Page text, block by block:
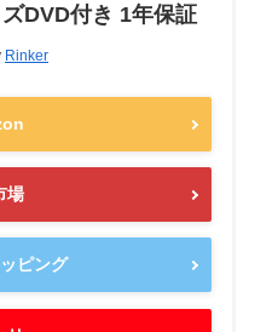
DVD付き 1年保証
Rinker
場
ピング